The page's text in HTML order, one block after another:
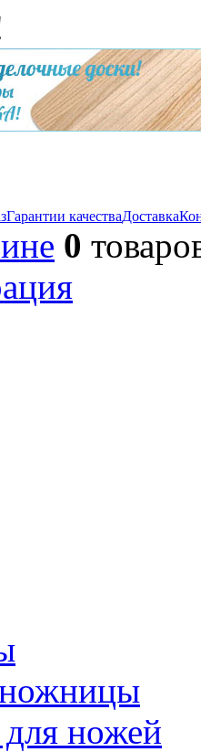
Гарантии качестваДоставка
0
ножей